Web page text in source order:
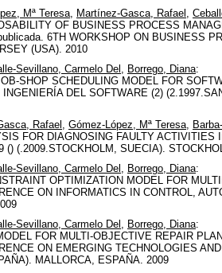
Mª Teresa, Martínez-Gasca, Rafael ,
OF BUSINESS PROCESS
6TH WORKSHOP ON BUSINESS
(USA). 2010
Sevillano, Carmelo Del , Borrego, Diana:
SHOP SCHEDULING MODEL FOR
DEL SOFTWARE (2)
Rafael , Gómez-López, Mª Teresa,
FOR DIAGNOSING FAULTY
() (.2009.STOCKHOLM, SUECIA).
Sevillano, Carmelo Del , Borrego, Diana:
OPTIMIZATION MODEL FOR
ON INFORMATICS IN CONTROL,
Sevillano, Carmelo Del , Borrego, Diana:
FOR MULTI-OBJECTIVE REPAIR
ON EMERGING TECHNOLOGIES
MALLORCA, ESPAÑA. 2009